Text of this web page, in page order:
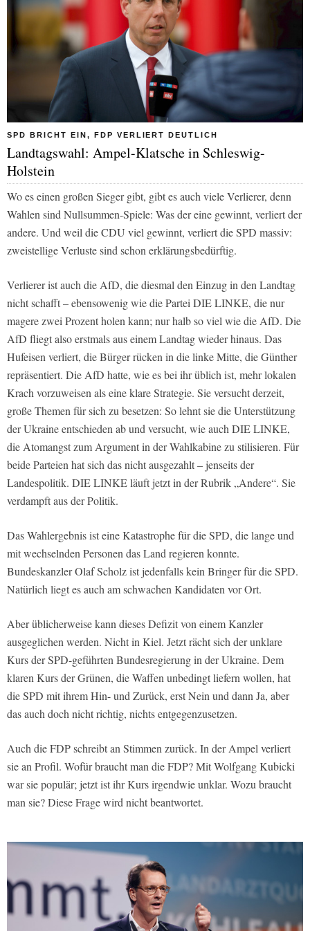
SPD BRICHT EIN, FDP VERLIERT DEUTLICH
Landtagswahl: Ampel-Klatsche in Schleswig-
Holstein
Wo es einen großen Sieger gibt, gibt es auch viele Verlierer, denn
Wahlen sind Nullsummen-Spiele: Was der eine gewinnt, verliert der
andere. Und weil die CDU viel gewinnt, verliert die SPD massiv:
zweistellige Verluste sind schon erklärungsbedürftig.
Verlierer ist auch die AfD, die diesmal den Einzug in den Landtag
nicht schafft – ebensowenig wie die Partei DIE LINKE, die nur
magere zwei Prozent holen kann; nur halb so viel wie die AfD. Die
AfD fliegt also erstmals aus einem Landtag wieder hinaus. Das
Hufeisen verliert, die Bürger rücken in die linke Mitte, die Günther
repräsentiert. Die AfD hatte, wie es bei ihr üblich ist, mehr lokalen
Krach vorzuweisen als eine klare Strategie. Sie versucht derzeit,
große Themen für sich zu besetzen: So lehnt sie die Unterstützung
der Ukraine entschieden ab und versucht, wie auch DIE LINKE,
die Atomangst zum Argument in der Wahlkabine zu stilisieren. Für
beide Parteien hat sich das nicht ausgezahlt – jenseits der
Landespolitik. DIE LINKE läuft jetzt in der Rubrik „Andere“. Sie
verdampft aus der Politik.
Das Wahlergebnis ist eine Katastrophe für die SPD, die lange und
mit wechselnden Personen das Land regieren konnte.
Bundeskanzler Olaf Scholz ist jedenfalls kein Bringer für die SPD.
Natürlich liegt es auch am schwachen Kandidaten vor Ort.
Aber üblicherweise kann dieses Defizit von einem Kanzler
ausgeglichen werden. Nicht in Kiel. Jetzt rächt sich der unklare
Kurs der SPD-geführten Bundesregierung in der Ukraine. Dem
klaren Kurs der Grünen, die Waffen unbedingt liefern wollen, hat
die SPD mit ihrem Hin- und Zurück, erst Nein und dann Ja, aber
das auch doch nicht richtig, nichts entgegenzusetzen.
Auch die FDP schreibt an Stimmen zurück. In der Ampel verliert
sie an Profil. Wofür braucht man die FDP? Mit Wolfgang Kubicki
war sie populär; jetzt ist ihr Kurs irgendwie unklar. Wozu braucht
man sie? Diese Frage wird nicht beantwortet.